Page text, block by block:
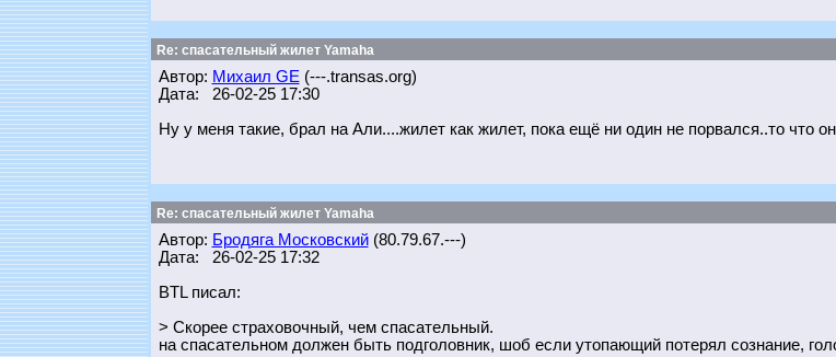
Re: спасательный жилет Yamaha
Автор: Михаил GE (---.transas.org)
Дата: 26-02-25 17:30
Ну у меня такие, брал на Али....жилет как жилет, пока ещё ни один не порвался..то что
Re: спасательный жилет Yamaha
Автор: Бродяга Московский(80.79.67.---)
Дата: 26-02-25 17:32
BTL писал:
> Скорее страховочный, чем спасательный.
на спасательном должен быть подголовник, шоб если утопающий потерял сознание,